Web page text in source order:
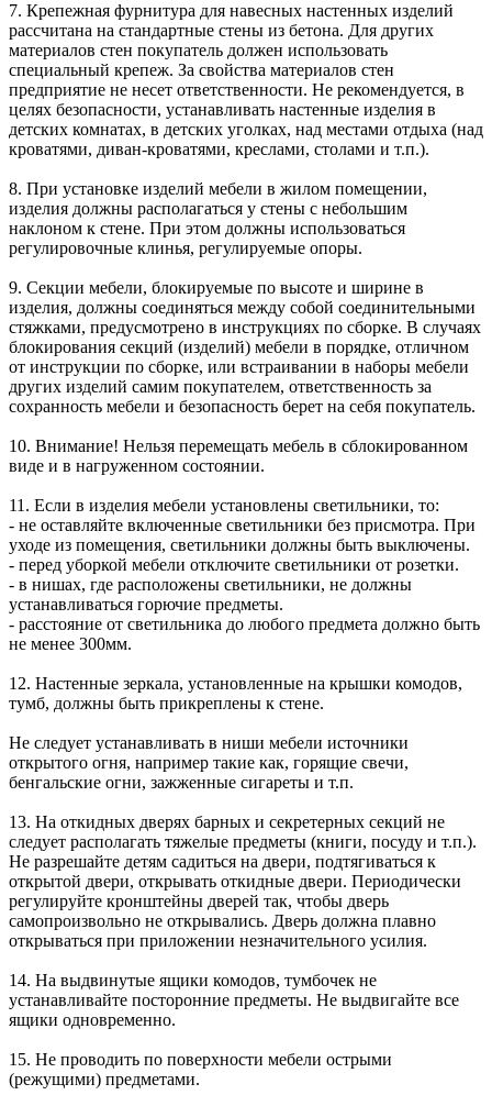
7. Крепежная фурнитура для навесных настенных изделий
рассчитана на стандартные стены из бетона. Для других
материалов стен покупатель должен использовать
специальный крепеж. За свойства материалов стен
предприятие не несет ответственности. Не рекомендуется, в
целях безопасности, устанавливать настенные изделия в
детских комнатах, в детских уголках, над местами отдыха (над
кроватями, диван-кроватями, креслами, столами и т.п.).
8. При установке изделий мебели в жилом помещении,
изделия должны располагаться у стены с небольшим
наклоном к стене. При этом должны использоваться
регулировочные клинья, регулируемые опоры.
9. Секции мебели, блокируемые по высоте и ширине в
изделия, должны соединяться между собой соединительными
стяжками, предусмотрено в инструкциях по сборке. В случаях
блокирования секций (изделий) мебели в порядке, отличном
от инструкции по сборке, или встраивании в наборы мебели
других изделий самим покупателем, ответственность за
сохранность мебели и безопасность берет на себя покупатель.
10. Внимание! Нельзя перемещать мебель в сблокированном
виде и в нагруженном состоянии.
11. Если в изделия мебели установлены светильники, то:
- не оставляйте включенные светильники без присмотра. При
уходе из помещения, светильники должны быть выключены.
- перед уборкой мебели отключите светильники от розетки.
- в нишах, где расположены светильники, не должны
устанавливаться горючие предметы.
- расстояние от светильника до любого предмета должно быть
не менее 300мм.
12. Настенные зеркала, установленные на крышки комодов,
тумб, должны быть прикреплены к стене.
Не следует устанавливать в ниши мебели источники
открытого огня, например такие как, горящие свечи,
бенгальские огни, зажженные сигареты и т.п.
13. На откидных дверях барных и секретерных секций не
следует располагать тяжелые предметы (книги, посуду и т.п.).
Не разрешайте детям садиться на двери, подтягиваться к
открытой двери, открывать откидные двери. Периодически
регулируйте кронштейны дверей так, чтобы дверь
самопроизвольно не открывались. Дверь должна плавно
открываться при приложении незначительного усилия.
14. На выдвинутые ящики комодов, тумбочек не
устанавливайте посторонние предметы. Не выдвигайте все
ящики одновременно.
15. Не проводить по поверхности мебели острыми
(режущими) предметами.